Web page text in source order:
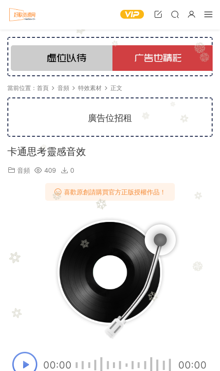
當前位置： 首頁 音頻 特效素材 正文
廣告位招租
卡通思考靈感音效
音頻 409 0
喜歡原創請購買官方正版授權作品！
00:00 00:00